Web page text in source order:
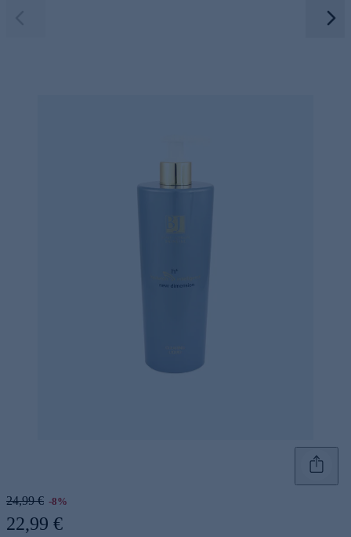
24,99 € -8%
22,99 €